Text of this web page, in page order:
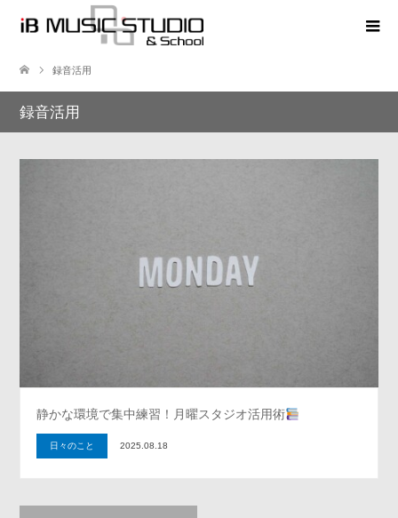
録音活用
録音活用
静かな環境で集中練習！月曜スタジオ活用術
日々のこと 2025.08.18